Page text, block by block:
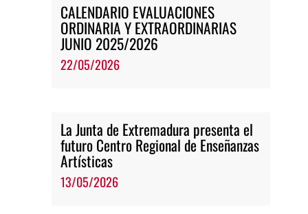
CALENDARIO EVALUACIONES
ORDINARIA Y EXTRAORDINARIAS
JUNIO 2025/2026
22/05/2026
La Junta de Extremadura presenta el
futuro Centro Regional de Enseñanzas
Artísticas
13/05/2026